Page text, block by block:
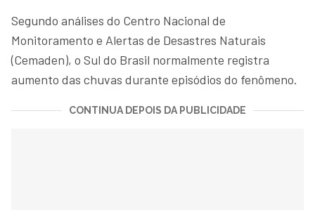
Segundo análises do Centro Nacional de
Monitoramento e Alertas de Desastres Naturais
(Cemaden), o Sul do Brasil normalmente registra
aumento das chuvas durante episódios do fenômeno.
CONTINUA DEPOIS DA PUBLICIDADE